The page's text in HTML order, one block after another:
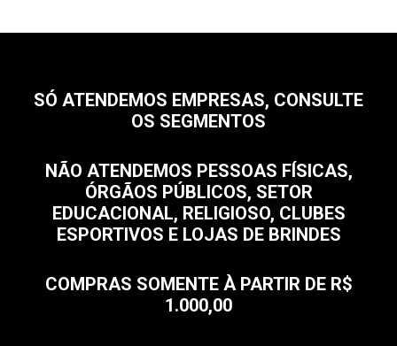
SÓ ATENDEMOS EMPRESAS, CONSULTE
OS SEGMENTOS
NÃO ATENDEMOS PESSOAS FÍSICAS,
ÓRGÃOS PÚBLICOS, SETOR
EDUCACIONAL, RELIGIOSO, CLUBES
ESPORTIVOS E LOJAS DE BRINDES
COMPRAS SOMENTE À PARTIR DE R$
1.000,00